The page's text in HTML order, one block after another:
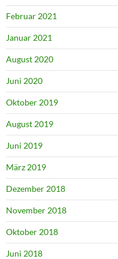
Februar 2021
Januar 2021
August 2020
Juni 2020
Oktober 2019
August 2019
Juni 2019
März 2019
Dezember 2018
November 2018
Oktober 2018
Juni 2018